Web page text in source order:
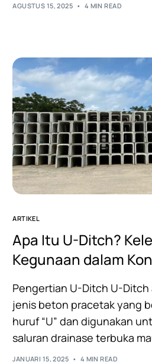
AGUSTUS 15, 2025 4 MIN READ
ARTIKEL
Apa Itu U-Ditch?
Kegunaan dalam
Pengertian U-Ditch U-Ditch
jenis beton pracetak yang
huruf “U” dan digunakan
saluran drainase terbuka
JANUARI 15, 2025 4 MIN READ